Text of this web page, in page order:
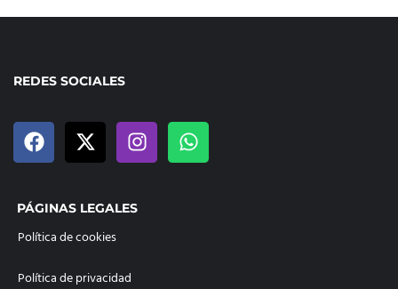
REDES SOCIALES
PÁGINAS LEGALES
Política de cookies
Política de privacidad